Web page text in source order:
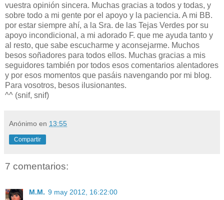
vuestra opinión sincera. Muchas gracias a todos y todas, y
sobre todo a mi gente por el apoyo y la paciencia. A mi BB.
por estar siempre ahí, a la Sra. de las Tejas Verdes por su
apoyo incondicional, a mi adorado F. que me ayuda tanto y
al resto, que sabe escucharme y aconsejarme. Muchos
besos soñadores para todos ellos. Muchas gracias a mis
seguidores también por todos esos comentarios alentadores
y por esos momentos que pasáis navengando por mi blog.
Para vosotros, besos ilusionantes.
^^ (snif, snif)
Anónimo en 13:55
Compartir
7 comentarios:
M.M. 9 may 2012, 16:22:00